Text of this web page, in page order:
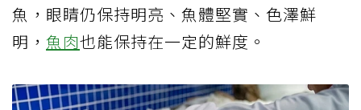
魚，眼睛仍保持明亮、魚體堅實、色澤鮮
明， 魚肉也能保持在一定的鮮度。